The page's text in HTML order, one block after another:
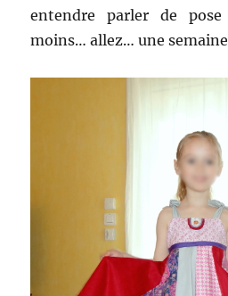
entendre parler de
moins… allez… une